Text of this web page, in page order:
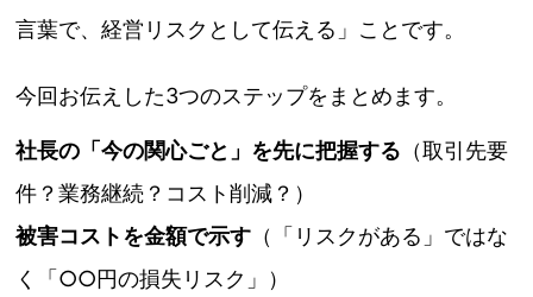
言葉で、経営リスクとして伝える」ことです。
今回お伝えした3つのステップをまとめます。
社長の「今の関心ごと」を先に把握する （取引先要
件？業務継続？コスト削減？）
被害コストを金額で示す （「リスクがある」ではな
く「○○円の損失リスク」）